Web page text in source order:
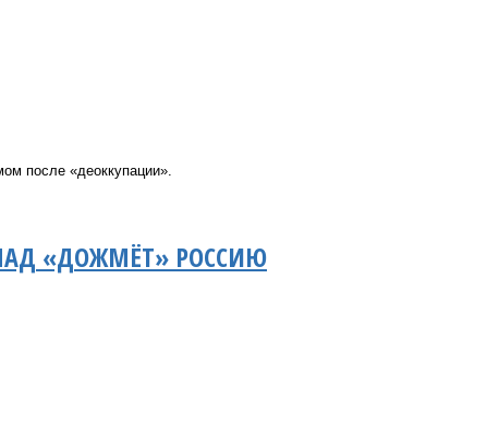
после «деоккупации».
«ДОЖМЁТ» РОССИЮ